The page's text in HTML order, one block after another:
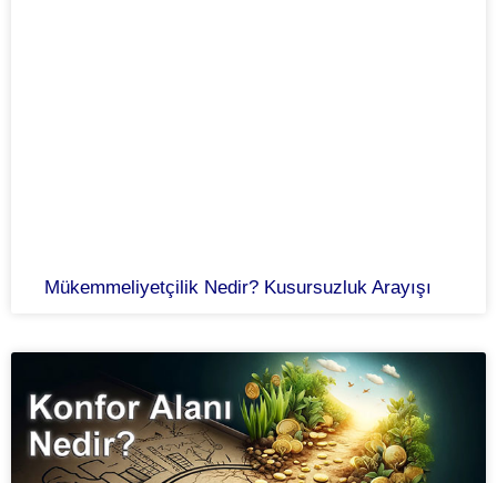
Mükemmeliyetçilik Nedir? Kusursuzluk Arayışı